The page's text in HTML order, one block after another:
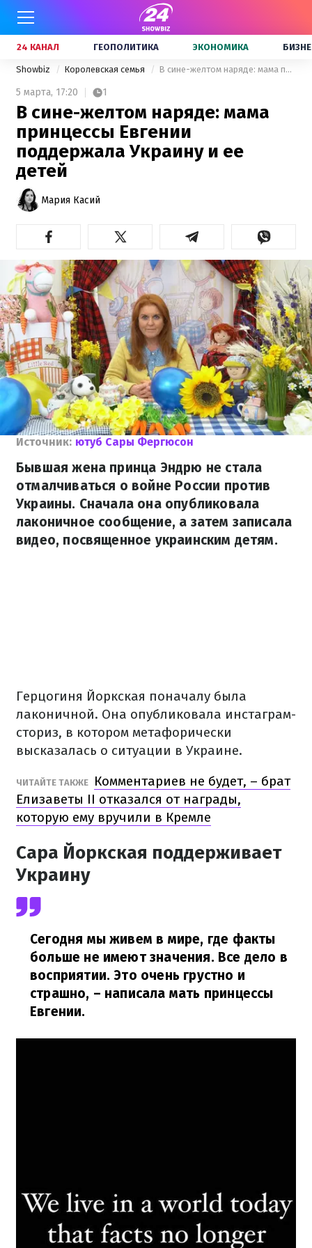
24 КАНАЛ ГЕОПОЛИТИКА ЭКОНОМИКА
Showbiz Королевская семья В сине-желтом наряде: мама принцессы Евгении поддержала Украину и ее детей
5 марта, 17:20 1
В сине-желтом наряде: мама
принцессы Евгении
поддержала Украину и ее
детей
Мария Касий
Источник: ютуб Сары Фергюсон
Бывшая жена принца Эндрю не стала
отмалчиваться о войне России против
Украины. Сначала она опубликовала
лаконичное сообщение, а затем записала
видео, посвященное украинским детям.
Герцогиня Йоркская поначалу была
лаконичной. Она опубликовала инстаграм-
сториз, в котором метафорически
высказалась о ситуации в Украине.
ЧИТАЙТЕ ТАКЖЕ
Комментариев не будет, – брат
Елизаветы II отказался от награды,
которую ему вручили в Кремле
Сара Йоркская поддерживает
Украину
Сегодня мы живем в мире, где факты
больше не имеют значения. Все дело в
восприятии.Это очень грустно и
страшно, – написала мать принцессы
Евгении.